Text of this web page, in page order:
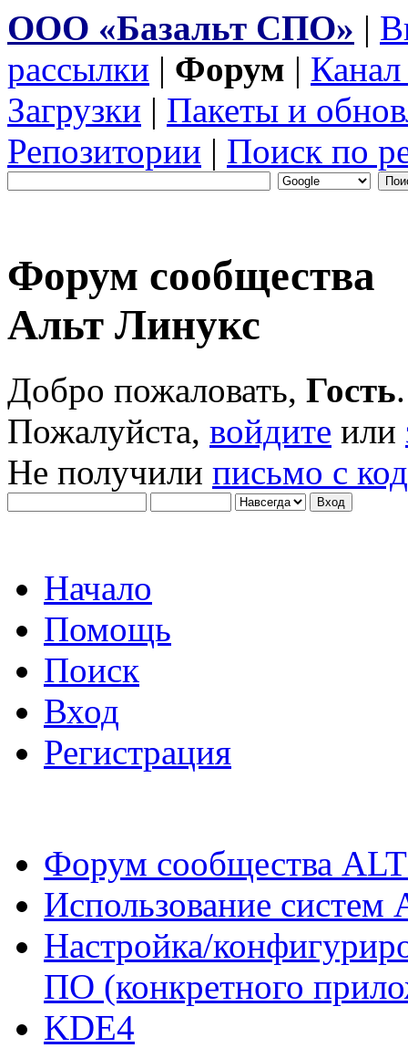
ООО «Базальт СПО» |
рассылки | Форум |
Загрузки | Пакеты и
Репозитории | Поиск по
Форум сообщества
Альт Линукс
Добро пожаловать, Гость.
Пожалуйста, войдите или
Не получили письмо с
Начало
Помощь
Поиск
Вход
Регистрация
Форум сообщества
Использование систем
Настройка/
ПО (конкретного
KDE4